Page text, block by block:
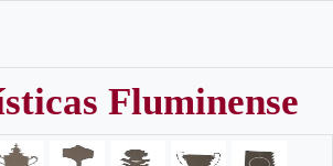
Fluminense